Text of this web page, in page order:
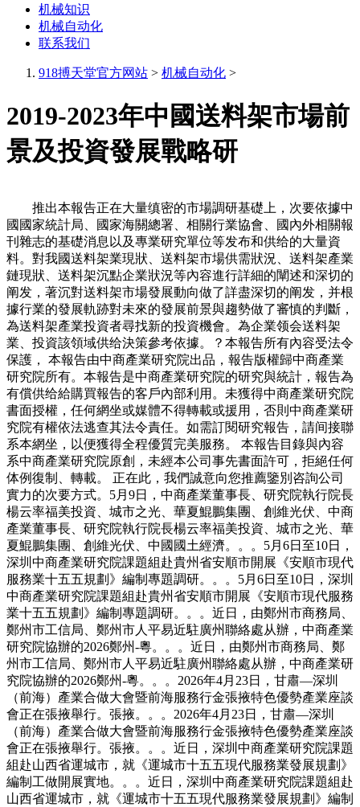
机械知识
机械自动化
联系我们
918搏天堂官方网站 > 机械自动化 >
2019-2023年中國送料架市場前
景及投資發展戰略研
推出本報告正在大量缜密的市場調研基礎上，次要依據中
國國家統計局、國家海關總署、相關行業協會、國內外相關報
刊雜志的基礎消息以及專業研究單位等发布和供给的大量資
料。對我國送料架業現狀、送料架市場供需狀況、送料架產業
鏈現狀、送料架沉點企業狀況等內容進行詳細的闡述和深切的
阐发，著沉對送料架市場發展動向做了詳盡深切的阐发，并根
據行業的發展軌跡對未來的發展前景與趨勢做了審慎的判斷，
為送料架產業投資者尋找新的投資機會。為企業领会送料架
業、投資該領域供给決策參考依據。？本報告所有內容受法令
保護， 本報告由中商產業研究院出品，報告版權歸中商產業
研究院所有。本報告是中商產業研究院的研究與統計，報告為
有償供给給購買報告的客戶內部利用。未獲得中商產業研究院
書面授權，任何網坐或媒體不得轉載或援用，否則中商產業研
究院有權依法逃查其法令責任。如需訂閱研究報告，請间接聯
系本網坐，以便獲得全程優質完美服務。 本報告目錄與內容
系中商產業研究院原創，未經本公司事先書面許可，拒絕任何
体例復制、轉載。 正在此，我們誠意向您推薦鑒別咨詢公司
實力的次要方式。5月9日，中商產業董事長、研究院執行院長
楊云率福美投資、城市之光、華夏鯤鵬集團、創維光伏、中商
產業董事長、研究院執行院長楊云率福美投資、城市之光、華
夏鯤鵬集團、創維光伏、中國國土經濟。。。5月6日至10日，
深圳中商產業研究院課題組赴貴州省安順市開展《安順市現代
服務業十五五規劃》編制專題調研。。。5月6日至10日，深圳
中商產業研究院課題組赴貴州省安順市開展《安順市現代服務
業十五五規劃》編制專題調研。。。近日，由鄭州市商務局、
鄭州市工信局、鄭州市人平易近駐廣州聯絡處从辦，中商產業
研究院協辦的2026鄭州-粵。。。近日，由鄭州市商務局、鄭
州市工信局、鄭州市人平易近駐廣州聯絡處从辦，中商產業研
究院協辦的2026鄭州-粵。。。2026年4月23日，甘肅—深圳
（前海）產業合做大會暨前海服務行金張掖特色優勢產業座談
會正在張掖舉行。張掖。。。2026年4月23日，甘肅—深圳
（前海）產業合做大會暨前海服務行金張掖特色優勢產業座談
會正在張掖舉行。張掖。。。近日，深圳中商產業研究院課題
組赴山西省運城市，就《運城市十五五現代服務業發展規劃》
編制工做開展實地。。。近日，深圳中商產業研究院課題組赴
山西省運城市，就《運城市十五五現代服務業發展規劃》編制